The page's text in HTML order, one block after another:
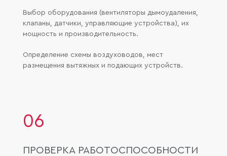
Выбор оборудования (вентиляторы дымоудаления,
клапаны, датчики, управляющие устройства), их
мощность и производительность.
Определение схемы воздуховодов, мест
размещения вытяжных и подающих устройств.
06
ПРОВЕРКА РАБОТОСПОСОБНОСТИ